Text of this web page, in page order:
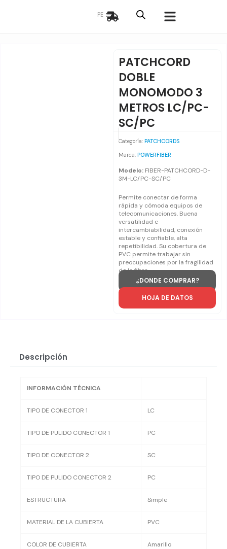
PE
PATCHCORD
DOBLE
MONOMODO 3
METROS LC/PC-
SC/PC
Categoría: PATCHCORDS
Marca: POWERFIBER
Modelo: FIBER-PATCHCORD-D-
3M-LC/PC-SC/PC
Permite conectar de forma
rápida y cómoda equipos de
telecomunicaciones. Buena
versatilidad e
intercambiabilidad, conexión
estable y confiable, alta
repetibilidad. Su cobertura de
PVC permite trabajar sin
preocupaciones por la fragilidad
de la fibra.
¿DONDE COMPRAR?
HOJA DE DATOS
Descripción
INFORMACIÓN TÉCNICA
TIPO DE CONECTOR 1 LC
TIPO DE PULIDO CONECTOR 1 PC
TIPO DE CONECTOR 2 SC
TIPO DE PULIDO CONECTOR 2 PC
ESTRUCTURA Simple
MATERIAL DE LA CUBIERTA PVC
COLOR DE CUBIERTA Amarillo